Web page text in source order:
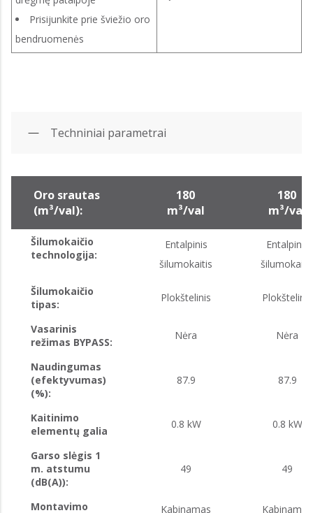
Prisijunkite prie šviežio oro
bendruomenės
Techniniai parametrai
Oro srautas
(m³/val):
180
m³/val
180
m³/val
Šilumokaičio
technologija:
Entalpinis
šilumokaitis
Entalpinis
šilumokaitis
Šilumokaičio
tipas:
Plokštelinis Plokštelinis
Vasarinis
režimas BYPASS:
Nėra Nėra
Naudingumas
(efektyvumas)
(%):
87.9 87.9
Kaitinimo
elementų galia
0.8 kW 0.8 kW
Garso slėgis 1
m. atstumu
(dB(A)):
49 49
Montavimo Kabinamas Kabinamas